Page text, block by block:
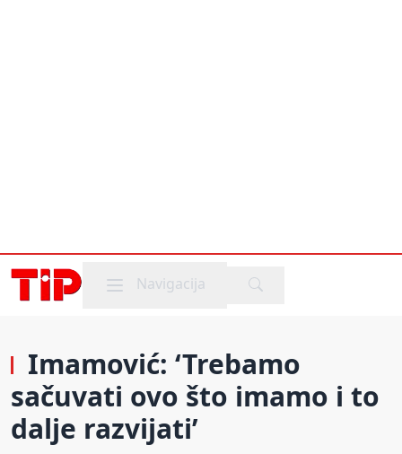
Mobile menu
Navigacija
Imamović: ‘Trebamo
sačuvati ovo što imamo i to
dalje razvijati’